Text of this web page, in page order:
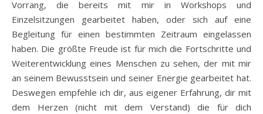
Vorrang, die bereits mit mir in Workshops und
Einzelsitzungen gearbeitet haben, oder sich auf eine
Begleitung für einen bestimmten Zeitraum eingelassen
haben. Die größte Freude ist für mich die Fortschritte und
Weiterentwicklung eines Menschen zu sehen, der mit mir
an seinem Bewusstsein und seiner Energie gearbeitet hat.
Deswegen empfehle ich dir, aus eigener Erfahrung, dir mit
dem Herzen (nicht mit dem Verstand) die für dich